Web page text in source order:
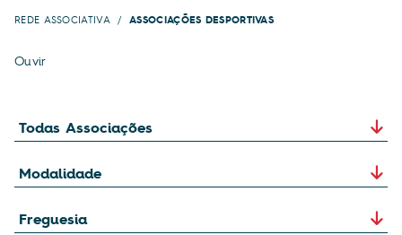
REDE ASSOCIATIVA ASSOCIAÇÕES DESPORTIVAS
Ouvir